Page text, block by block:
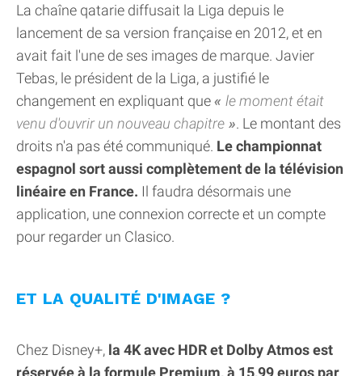
La chaîne qatarie diffusait la Liga depuis le
lancement de sa version française en 2012, et en
avait fait l'une de ses images de marque. Javier
Tebas, le président de la Liga, a justifié le
changement en expliquant que
le moment était
venu d'ouvrir un nouveau chapitre
. Le montant des
droits n'a pas été communiqué. Le championnat
espagnol sort aussi complètement de la télévision
linéaire en France. Il faudra désormais une
application, une connexion correcte et un compte
pour regarder un Clasico.
ET LA QUALITÉ D'IMAGE ?
Chez Disney+, la 4K avec HDR et Dolby Atmos est
réservée à la formule Premium, à 15,99 euros par